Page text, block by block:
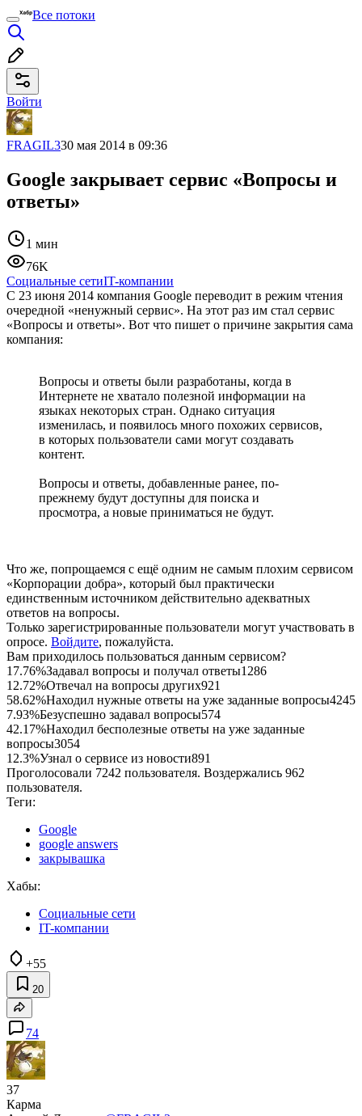
Все потоки
Войти
FRAGIL330 мая 2014 в 09:36
Google закрывает сервис «Вопросы и
ответы»
1 мин
76K
Социальные сетиIT-компании
С 23 июня 2014 компания Google переводит в режим чтения
очередной «ненужный сервис». На этот раз им стал сервис
«Вопросы и ответы». Вот что пишет о причине закрытия сама
компания:
Вопросы и ответы были разработаны, когда в
Интернете не хватало полезной информации на
языках некоторых стран. Однако ситуация
изменилась, и появилось много похожих сервисов,
в которых пользователи сами могут создавать
контент.
Вопросы и ответы, добавленные ранее, по-
прежнему будут доступны для поиска и
просмотра, а новые приниматься не будут.
Что же, попрощаемся с ещё одним не самым плохим сервисом
«Корпорации добра», который был практически
единственным источником действительно адекватных
ответов на вопросы.
Только зарегистрированные пользователи могут участвовать в
опросе. Войдите, пожалуйста.
Вам приходилось пользоваться данным сервисом?
17.76%Задавал вопросы и получал ответы1286
12.72%Отвечал на вопросы других921
58.62%Находил нужные ответы на уже заданные вопросы4245
7.93%Безуспешно задавал вопросы574
42.17%Находил бесполезные ответы на уже заданные
вопросы3054
12.3%Узнал о сервисе из новости891
Проголосовали 7242 пользователя. Воздержались 962
пользователя.
Теги:
Google
google answers
закрывашка
Хабы:
Социальные сети
IT-компании
+55
20
74
37
Карма